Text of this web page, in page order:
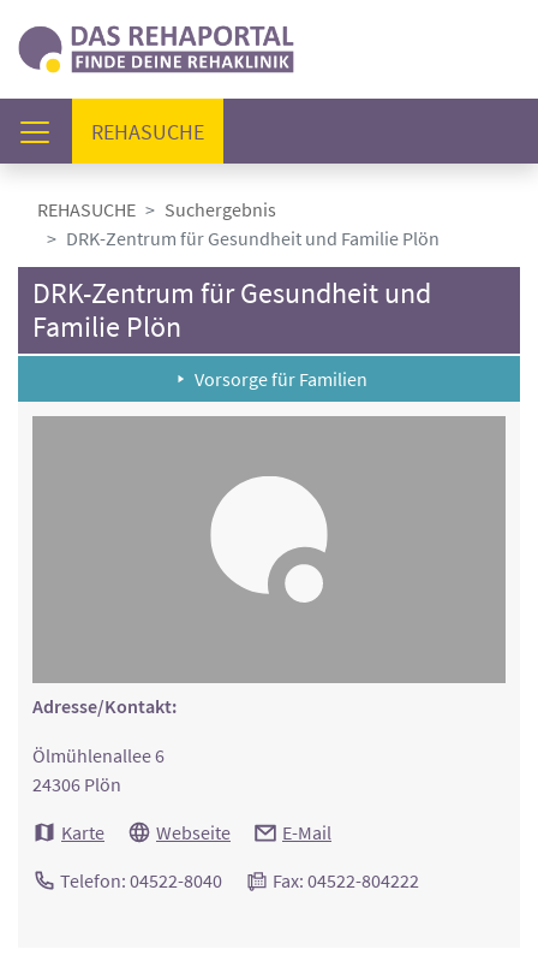
REHASUCHE(AKTUELL)
REHASUCHE
Suchergebnis
DRK-Zentrum für Gesundheit und Familie Plön
DRK-Zentrum für Gesundheit und
Familie Plön
Vorsorge für Familien
Adresse/Kontakt:
Ölmühlenallee 6
24306 Plön
Karte
Webseite E-Mail
Telefon: 04522-8040 Fax: 04522-804222